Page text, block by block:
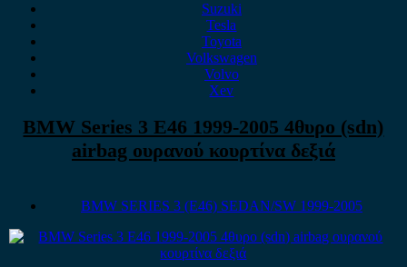
Suzuki
Tesla
Toyota
Volkswagen
Volvo
Xev
BMW Series 3 E46 1999-2005 4θυρο (sdn)
airbag ουρανού κουρτίνα δεξιά
BMW SERIES 3 (E46) SEDAN/SW 1999-2005